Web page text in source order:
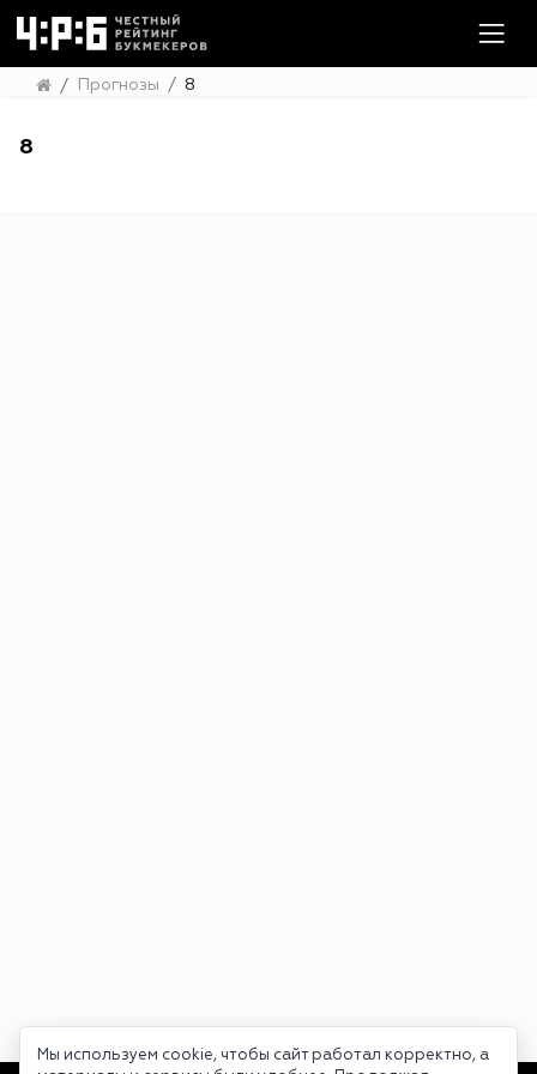
Прогнозы 8
8
Мы используем cookie, чтобы сайт работал корректно, а